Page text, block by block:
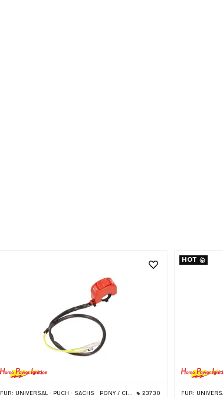
FÜR: UNIVERSAL · PUCH · SACHS · PONY / CILO (BETA 521 & 512) · PIAGGIO · ZÜNDAPP BELMONDO 23730
HOT
FÜR: UNIVERSAL · PUCH ·